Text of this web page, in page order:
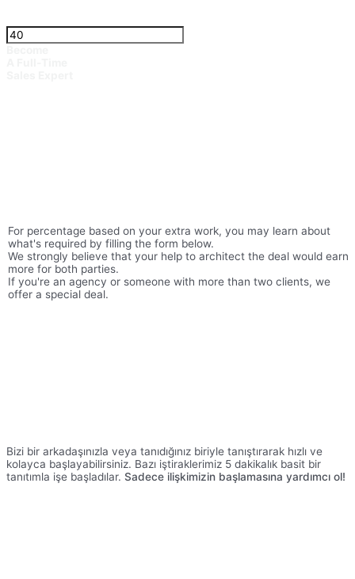
For percentage based on your extra work, you may learn about
what's required by filling the form below.
We strongly believe that your help to architect the deal would earn
more for both parties.
If you're an agency or someone with more than two clients, we
offer a special deal.
Bizi bir arkadaşınızla veya tanıdığınız biriyle tanıştırarak hızlı ve
kolayca başlayabilirsiniz. Bazı iştiraklerimiz 5 dakikalık basit bir
tanıtımla işe başladılar. Sadece ilişkimizin başlamasına yardımcı ol!